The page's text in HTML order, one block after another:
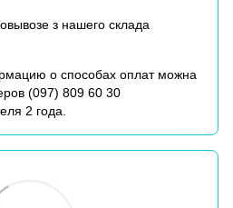
з нашего склада
о способах оплат можна
(097) 809 60 30
2 года.